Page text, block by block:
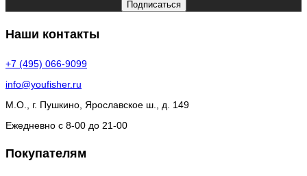
Подписаться
Наши контакты
+7 (495) 066-9099
info@youfisher.ru
М.О., г. Пушкино, Ярославское ш., д. 149
Ежедневно с 8-00 до 21-00
Покупателям